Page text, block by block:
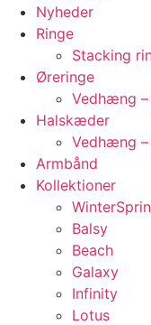
Nyheder
Ringe
Stacking
Øreringe
Vedhæng
Halskæder
Vedhæng
Armbånd
Kollektioner
Balsy
Beach
Galaxy
Infinity
Lotus